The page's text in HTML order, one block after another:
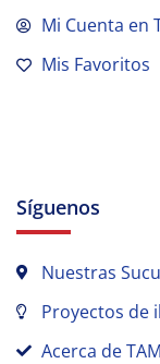
Mi Cuenta en
Mis Favoritos
Síguenos
Nuestras
Proyectos de
Acerca de